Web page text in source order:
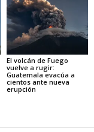
El volcán de Fuego
vuelve a rugir:
Guatemala evacúa a
cientos ante nueva
erupción